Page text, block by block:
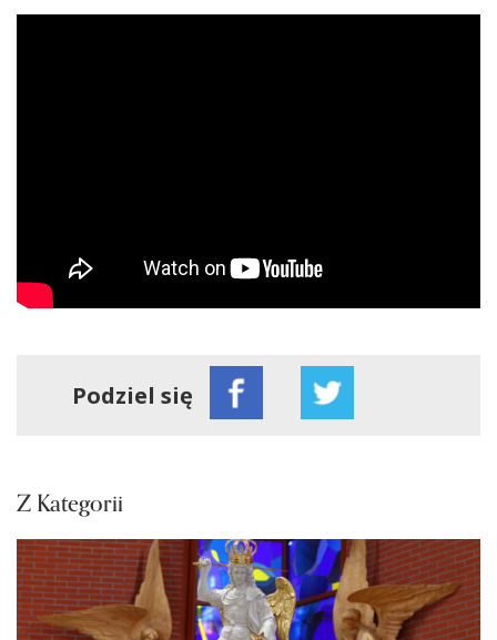
Podziel się
Z Kategorii